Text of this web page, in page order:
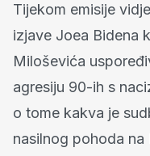
Tijekom emisije
izjave Joea Bidena
Miloševića
agresiju 90-ih s
o tome kakva je
nasilnog pohoda na